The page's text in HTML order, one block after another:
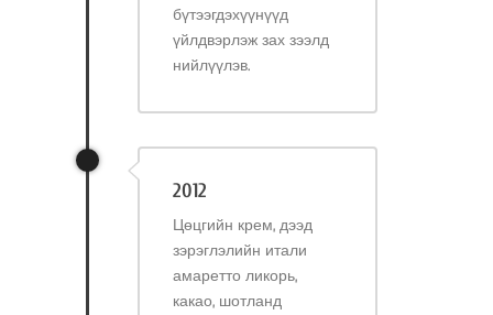
бүтээгдэхүүнүүд
үйлдвэрлэж зах зээлд
нийлүүлэв.
2012
Цөцгийн крем, дээд
зэрэглэлийн итали
амаретто ликорь,
какао, шотланд